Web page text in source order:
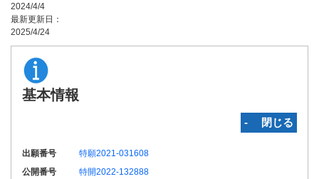
2024/4/4
最新更新日：
2025/4/24
基本情報
‐ 閉じる
出願番号
特願2021-031608
公開番号
特開2022-132888